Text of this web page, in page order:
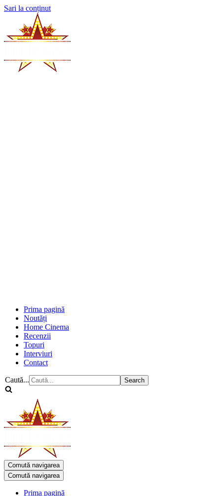
Sari la conținut
Prima pagină
Noutăți
Home Cinema
Recenzii
Topuri
Interviuri
Contact
Caută...
Comută navigarea
Comută navigarea
Prima pagină